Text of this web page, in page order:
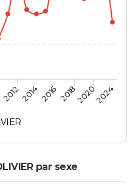
201220142016201820202024
par sexe